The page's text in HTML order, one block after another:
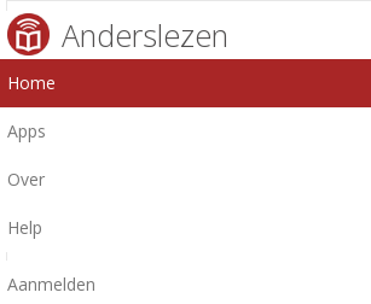
Anderslezen
Home
Apps
Over
Help
Aanmelden